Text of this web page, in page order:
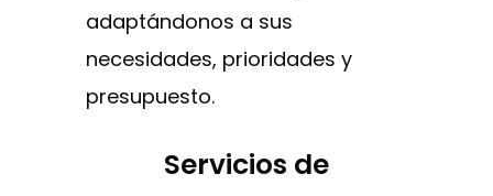
adaptándonos a sus
necesidades, prioridades y
presupuesto.
Servicios de